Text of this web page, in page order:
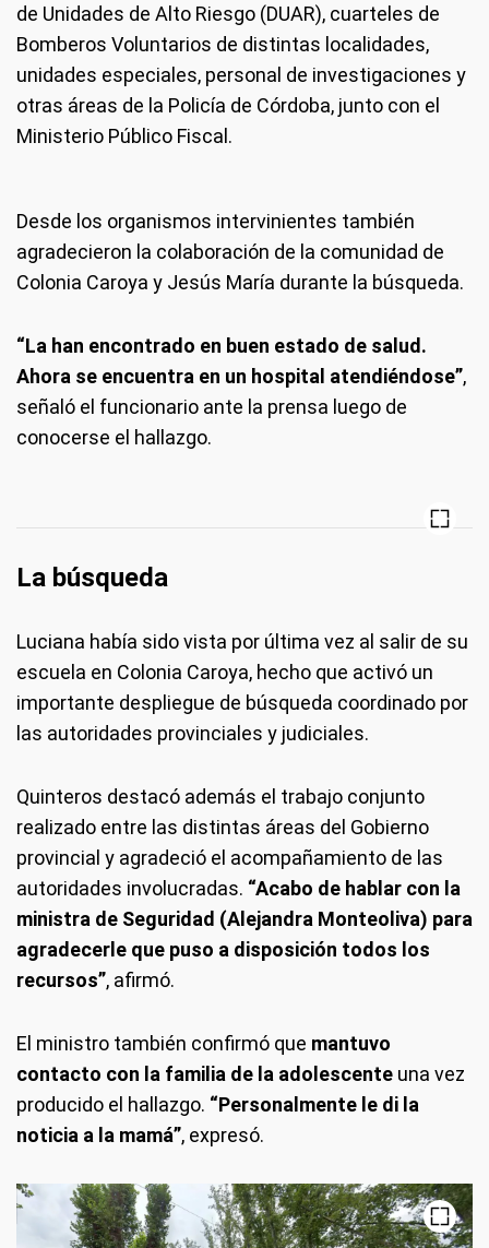
de Unidades de Alto Riesgo (DUAR), cuarteles de
Bomberos Voluntarios de distintas localidades,
unidades especiales, personal de investigaciones y
otras áreas de la Policía de Córdoba, junto con el
Ministerio Público Fiscal.
Desde los organismos intervinientes también
agradecieron la colaboración de la comunidad de
Colonia Caroya y Jesús María durante la búsqueda.
“La han encontrado en buen estado de salud.
Ahora se encuentra en un hospital atendiéndose”,
señaló el funcionario ante la prensa luego de
conocerse el hallazgo.
La búsqueda
Luciana había sido vista por última vez al salir de su
escuela en Colonia Caroya, hecho que activó un
importante despliegue de búsqueda coordinado por
las autoridades provinciales y judiciales.
Quinteros destacó además el trabajo conjunto
realizado entre las distintas áreas del Gobierno
provincial y agradeció el acompañamiento de las
autoridades involucradas. “Acabo de hablar con la
ministra de Seguridad (Alejandra Monteoliva) para
agradecerle que puso a disposición todos los
recursos”, afirmó.
El ministro también confirmó que mantuvo
contacto con la familia de la adolescente una vez
producido el hallazgo. “Personalmente le di la
noticia a la mamá”, expresó.